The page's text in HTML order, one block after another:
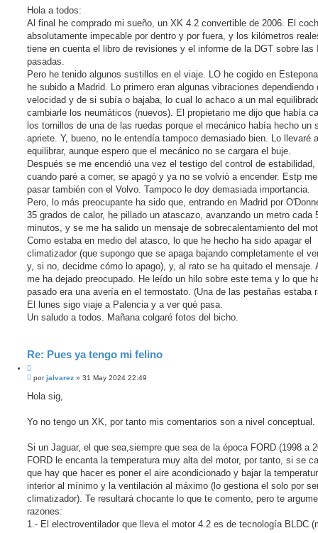
n
z
d
a
r
n
a
j
s
i
l
e
r
Hola a todos:
Al final he comprado mi sueño, un XK 4.2 convertible de 2006. El
absolutamente impecable por dentro y por fuera, y los kilómetros
tiene en cuenta el libro de revisiones y el informe de la DGT sobre las
pasadas.
Pero he tenido algunos sustillos en el viaje. LO he cogido en
he subido a Madrid. Lo primero eran algunas vibraciones dependiendo
velocidad y de si subía o bajaba, lo cual lo achaco a un mal
cambiarle los neumáticos (nuevos). El propietario me dijo que había
los tornillos de una de las ruedas porque el mecánico había hecho un
apriete. Y, bueno, no le entendía tampoco demasiado bien. Lo llevaré a
equilibrar, aunque espero que el mecánico no se cargara el buje.
Después se me encendió una vez el testigo del control de estabilidad,
cuando paré a comer, se apagó y ya no se volvió a encender. Estp
pasar también con el Volvo. Tampoco le doy demasiada importancia.
Pero, lo más preocupante ha sido que, entrando en Madrid por
35 grados de calor, he pillado un atascazo, avanzando un metro cada
minutos, y se me ha salido un mensaje de sobrecalentamiento del
Como estaba en medio del atasco, lo que he hecho ha sido apagar el
climatizador (que supongo que se apaga bajando completamente el
y, si no, decidme cómo lo apago), y, al rato se ha quitado el mensaje.
me ha dejado preocupado. He leído un hilo sobre este tema y lo que
pasado era una avería en el termostato. (Una de las pestañas estaba
El lunes sigo viaje a Palencia y a ver qué pasa.
Un saludo a todos. Mañana colgaré fotos del bicho.
Re: Pues ya tengo mi felino
a
M
n
j
i
l
e
e
r
porjalvarez » 31 May 2024 22:49
Hola sig,
Yo no tengo un XK, por tanto mis comentarios son a nivel conceptual.
Si un Jaguar, el que sea,siempre que sea de la época FORD (1998 a
FORD le encanta la temperatura muy alta del motor, por tanto, si se
que hay que hacer es poner el aire acondicionado y bajar la
interior al mínimo y la ventilación al máximo (lo gestiona el solo por
climatizador). Te resultará chocante lo que te comento, pero te
razones:
1.- El electroventilador que lleva el motor 4.2 es de tecnología BLDC